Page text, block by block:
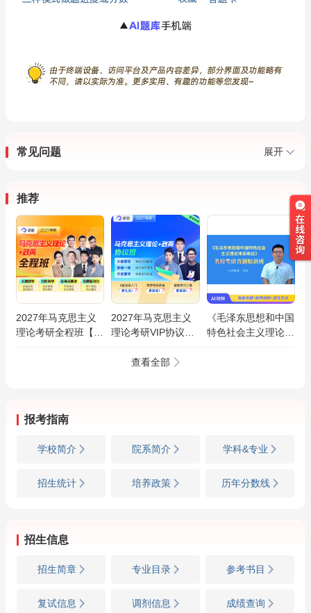
常见问题 展开
推荐
2027年马克思主义
理论考研全程班【马
2027年马克思主义
理论考研VIP协议班
理/马克思主义中国
《毛泽东思想和中国
特色社会主义理论体
查看全部
报考指南
学校简介 院系简介 学科&专业
招生统计 培养政策 历年分数线
招生信息
招生简章 专业目录 参考书目
复试信息 调剂信息 成绩查询